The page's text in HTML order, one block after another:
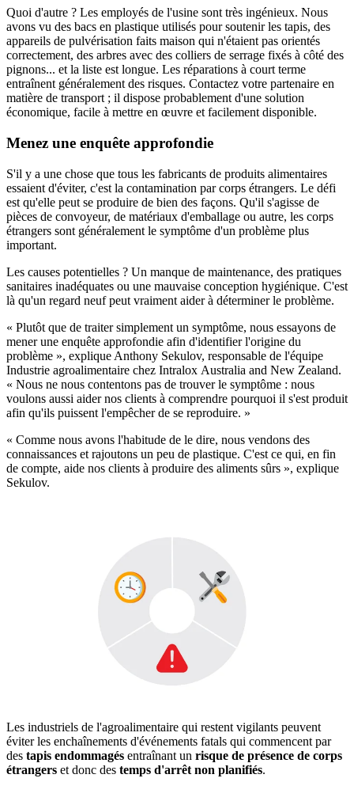
Quoi d'autre ? Les employés de l'usine sont très ingénieux. Nous
avons vu des bacs en plastique utilisés pour soutenir les tapis, des
appareils de pulvérisation faits maison qui n'étaient pas orientés
correctement, des arbres avec des colliers de serrage fixés à côté des
pignons... et la liste est longue. Les réparations à court terme
entraînent généralement des risques. Contactez votre partenaire en
matière de transport ; il dispose probablement d'une solution
économique, facile à mettre en œuvre et facilement disponible.
Menez une enquête approfondie
S'il y a une chose que tous les fabricants de produits alimentaires
essaient d'éviter, c'est la contamination par corps étrangers. Le défi
est qu'elle peut se produire de bien des façons. Qu'il s'agisse de
pièces de convoyeur, de matériaux d'emballage ou autre, les corps
étrangers sont généralement le symptôme d'un problème plus
important.
Les causes potentielles ? Un manque de maintenance, des pratiques
sanitaires inadéquates ou une mauvaise conception hygiénique. C'est
là qu'un regard neuf peut vraiment aider à déterminer le problème.
« Plutôt que de traiter simplement un symptôme, nous essayons de
mener une enquête approfondie afin d'identifier l'origine du
problème », explique Anthony Sekulov, responsable de l'équipe
Industrie agroalimentaire chez Intralox Australia and New Zealand.
« Nous ne nous contentons pas de trouver le symptôme : nous
voulons aussi aider nos clients à comprendre pourquoi il s'est produit
afin qu'ils puissent l'empêcher de se reproduire. »
« Comme nous avons l'habitude de le dire, nous vendons des
connaissances et rajoutons un peu de plastique. C'est ce qui, en fin
de compte, aide nos clients à produire des aliments sûrs », explique
Sekulov.
Les industriels de l'agroalimentaire qui restent vigilants peuvent
éviter les enchaînements d'événements fatals qui commencent par
des tapis endommagés entraînant un risque de présence de corps
étrangers et donc des temps d'arrêt non planifiés.